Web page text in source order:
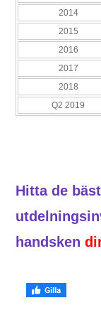
2014
2015
2016
2017
2018
Q2 2019
Hitta de
handsken